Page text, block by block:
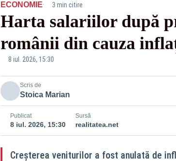
ECONOMIE· 3 min citire
Harta salariilor după
românii din cauza
8 iul. 2026, 15:30
Scris de
Stoica Marian
Publicat
8 iul. 2026, 15:30
Sursă
realitatea.net
Creșterea veniturilor a fost anulată de